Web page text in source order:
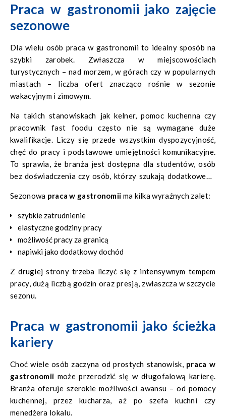
Praca w gastronomii jako zajęcie
sezonowe
Dla wielu osób praca w gastronomii to idealny sposób na
szybki zarobek. Zwłaszcza w miejscowościach
turystycznych – nad morzem, w górach czy w popularnych
miastach – liczba ofert znacząco rośnie w sezonie
wakacyjnym i zimowym.
Na takich stanowiskach jak kelner, pomoc kuchenna czy
pracownik fast foodu często nie są wymagane duże
kwalifikacje. Liczy się przede wszystkim dyspozycyjność,
chęć do pracy i podstawowe umiejętności komunikacyjne.
To sprawia, że branża jest dostępna dla studentów, osób
bez doświadczenia czy osób, którzy szukają dodatkowego
Sezonowa praca w gastronomii ma kilka wyraźnych zalet:
szybkie zatrudnienie
elastyczne godziny pracy
możliwość pracy za granicą
napiwki jako dodatkowy dochód
Z drugiej strony trzeba liczyć się z intensywnym tempem
pracy, dużą liczbą godzin oraz presją, zwłaszcza w szczycie
sezonu.
Praca w gastronomii jako ścieżka
kariery
Choć wiele osób zaczyna od prostych stanowisk, praca w
gastronomii może przerodzić się w długofalową karierę.
Branża oferuje szerokie możliwości awansu – od pomocy
kuchennej, przez kucharza, aż po szefa kuchni czy
menedżera lokalu.